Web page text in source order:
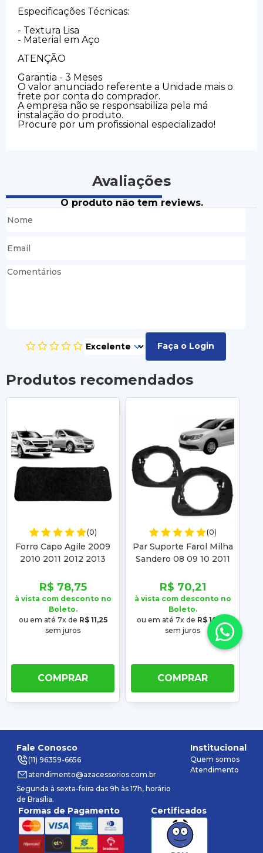
Especificações Técnicas:
- Textura Lisa
- Material em Aço
ATENÇÃO
Garantia - 3 Meses
O valor anunciado referente a Unidade mais o
frete por conta do comprador.
A empresa não se responsabiliza pela má
instalação do produto.
Procure por um profissional especializado!
Avaliações
O produto não tem reviews.
Faça o Login
Produtos recomendados
(0)
Forro Capo Agile 2009
2010 2011 2012 2013
2013 2014 2015 2016
2017 2018 2019
R$ 78,75
à vista com desconto no
Boleto.
ou em até 7x de R$ 11,25
sem juros
COMPRAR
(0)
Par Suporte Farol Milha
Sandero 08 09 10 2011
2010 2011 2012 2013
2014 2015
R$ 70,21
à vista com desconto no
Boleto.
ou em até 7x de R$ 10,03
sem juros
COMPRAR
Fale Conosco
(11) 96359-6656
atendimento@azacessorios.com.br
Segunda à sexta-feira das 9h às 17h, horário
de Brasília.
Institucional
Quem somos
Atendimento
Formas de Pagamento Certificados